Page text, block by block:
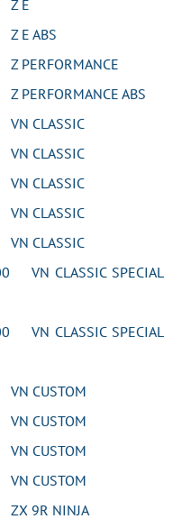
Z E
E ABS
PERFORMANCE
ABS
CLASSIC
CLASSIC
CLASSIC
CLASSIC
CLASSIC
CLASSIC SPECIAL
CLASSIC SPECIAL
CUSTOM
CUSTOM
CUSTOM
CUSTOM
9R NINJA